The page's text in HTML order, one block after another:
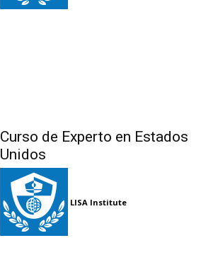
Curso de Experto en Estados
Unidos
LISA Institute